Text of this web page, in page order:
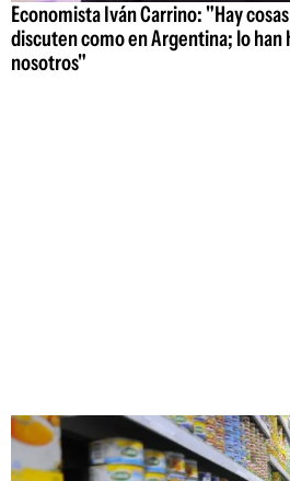
Economista Iván Carrino: "Hay
discuten como en Argentina; lo
nosotros"